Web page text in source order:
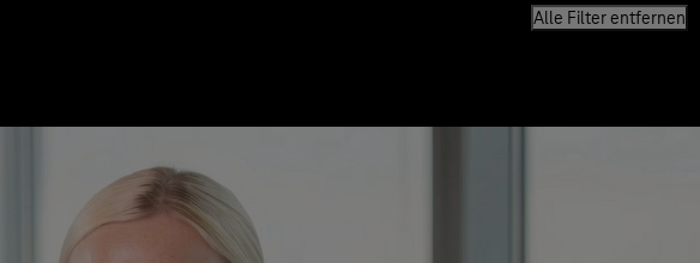
Alle Filter entfernen